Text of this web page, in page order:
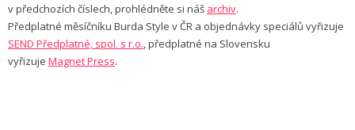
v předchozích číslech, prohlédněte si náš archiv.
Předplatné měsíčníku Burda Style v ČR a objednávky speciálů vyřizuje
SEND Předplatné, spol. s r.o., předplatné na Slovensku
vyřizuje Magnet Press.